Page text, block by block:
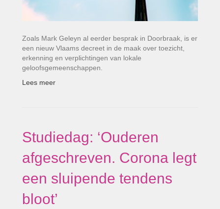
Zoals Mark Geleyn al eerder besprak in Doorbraak, is er
een nieuw Vlaams decreet in de maak over toezicht,
erkenning en verplichtingen van lokale
geloofsgemeenschappen.
Lees meer
Studiedag: ‘Ouderen
afgeschreven. Corona legt
een sluipende tendens
bloot’